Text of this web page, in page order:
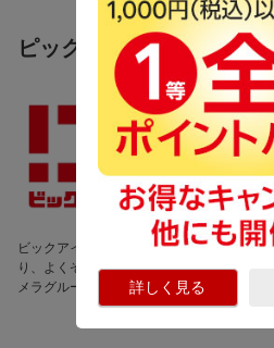
詳しく見る
ピックアップ商品
ビックアイデア 良いよ
り、よくぞ。 ビックカ
メラグループのオリジナ
話題の保冷剤が
い！